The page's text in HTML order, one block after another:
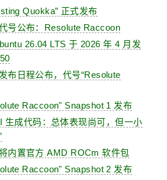
Quokka” 正式发布
号公布：Resolute Raccoon
26.04 LTS 于 2026 年 4 月发
布日程公布，代号“Resolute
Raccoon" Snapshot 1 发布
生成代码：总体表现尚可，但一小
内置官方 AMD ROCm 软件包
Raccoon" Snapshot 2 发布